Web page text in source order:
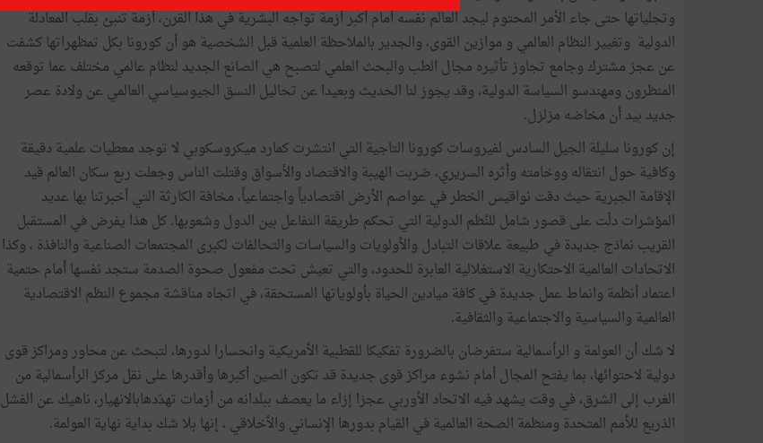
وتجلياتها حتى جاء الأمر المحتوم ليجد العالم نفسه أمام أكبر أزمة تواجه البشرية في هذا القرن، أزمة تنبئ بقلب المعادلة
الدولية وتغيير النظام العالمي و موازين القوى، والجدير بالملاحظة العلمية قبل الشخصية هو أن كورونا بكل تمظهراتها كشفت
عن عجز مشترك وجامع تجاوز تأثيره مجال الطب والبحث العلمي لتصبح هي الصانع الجديد لنظام عالمي مختلف عما توقعه
المنظرون ومهندسو السياسة الدولية، وقد يجوز لنا الحديث وبعيدا عن تحاليل النسق الجيوسياسي العالمي عن ولادة عصر
جديد بيد أن مخاضه مزلزل.
إن كورونا سليلة الجيل السادس لفيروسات كورونا التاجية التي انتشرت كمارد ميكروسكوبي لا توجد معطيات علمية دقيقة
وكافية حول انتقاله ووخامته وأثره السريري، ضربت الهيبة والاقتصاد والأسواق وقتلت الناس وجعلت ربع سكان العالم قيد
الإقامة الجبرية حيث دقت نواقيس الخطر في عواصم الأرض اقتصادياً واجتماعياً، مخافة الكارثة التي أخبرتنا بها عديد
المؤشرات دلّت على قصور شامل للنُظم الدولية التي تحكم طريقة التفاعل بين الدول وشعوبها. كل هذا يفرض في المستقبل
القريب نماذج جديدة في طبيعة علاقات التبادل والأولويات والسياسات والتحالفات لكبرى المجتمعات الصناعية والنافذة ، وكذا
الاتحادات العالمية الاحتكارية الاستغلالية العابرة للحدود، والتي تعيش تحت مفعول صحوة الصدمة ستجد نفسها أمام حتمية
اعتماد أنظمة وانماط عمل جديدة في كافة ميادين الحياة بأولوياتها المستحقة، في اتجاه مناقشة مجموع النظم الاقتصادية
العالمية والسياسية والاجتماعية والثقافية.
لا شك أن العولمة و الرأسمالية ستفرضان بالضرورة تفكيكا للقطبية الأمريكية وانحسارا لدورها، لتبحث عن محاور ومراكز قوى
دولية لاحتوائها، بما يفتح المجال أمام نشوء مراكز قوى جديدة قد تكون الصين أكبرها وأقدرها على نقل مركز الرأسمالية من
الغرب إلى الشرق، في وقت يشهد فيه الاتحاد الأوربي عجزا إزاء ما يعصف ببلدانه من أزمات تهدّدهابالانهيار، ناهيك عن الفشل
الذريع للأمم المتحدة ومنظمة الصحة العالمية في القيام بدورها الإنساني والأخلاقي ، إنها بلا شك بداية نهاية العولمة.